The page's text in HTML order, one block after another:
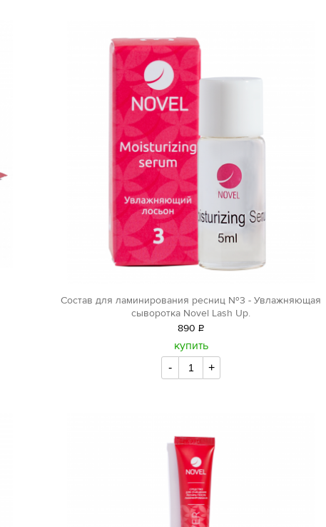
Состав для ламинирования ресниц №3 - Увлажняющая
сыворотка Novel Lash Up.
890 Р
уб.
купить
- +